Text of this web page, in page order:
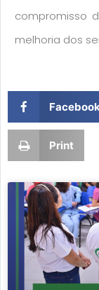
compromisso
melhoria dos
Facebook
Print